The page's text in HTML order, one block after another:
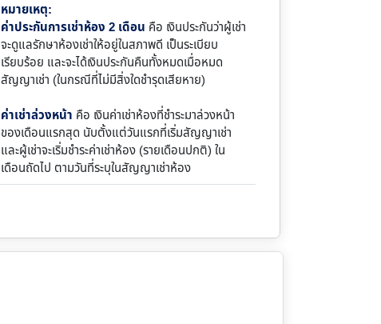
หมายเหตุ:
ค่าประกันการเช่าห้อง 2 เดือน คือ เงินประกันว่าผู้เช่า
จะดูแลรักษาห้องเช่าให้อยู่ในสภาพดี เป็นระเบียบ
เรียบร้อย และจะได้เงินประกันคืนทั้งหมดเมื่อหมด
สัญญาเช่า (ในกรณีที่ไม่มีสิ่งใดชำรุดเสียหาย)
ค่าเช่าล่วงหน้า คือ เงินค่าเช่าห้องที่ชำระมาล่วงหน้า
ของเดือนแรกสุด นับตั้งแต่วันแรกที่เริ่มสัญญาเช่า
และผู้เช่าจะเริ่มชำระค่าเช่าห้อง (รายเดือนปกติ) ใน
เดือนถัดไป ตามวันที่ระบุในสัญญาเช่าห้อง